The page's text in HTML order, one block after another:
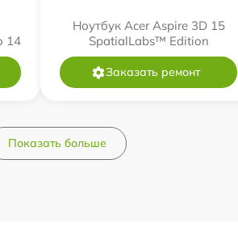
14
Ноутбук Acer Aspire 3D 15
SpatialLabs™ Edition
Заказать ремонт
Показать больше